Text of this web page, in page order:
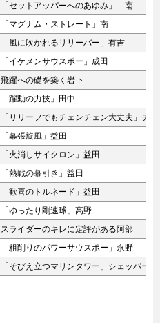
「セットアッパーへのあゆみ」 南
「マグナム・ストレート」南
「風に吹かれるリリーバー」有吉
「イケメンサウスポー」成田
飛躍への礎を築く岩下
「躍動の力技」田中
「リリーフでもチェンチェン大丈夫」チ
「幕張旋風」益田
「火消しサイクロン」益田
「熱戦の幕引き」益田
「歓喜のトルネード」益田
「ゆったり剛速球」高野
スライダーのキレに定評がある阿部
「粗削りのパワーサウスポー」永野
「そびえ立つマリンタワー」シェッパーズ